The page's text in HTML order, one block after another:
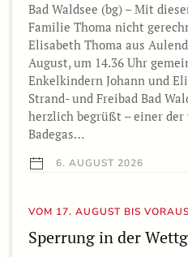
Bad Waldsee (bg) – Mit
Familie Thoma nicht
Elisabeth Thoma aus
August, um 14.36 Uhr
Enkelkindern Johann und
Strand- und Freibad Bad
herzlich begrüßt – einer der
Badegas…
6. AUGUST 2026
VOM 17. AUGUST BIS
Sperrung in der